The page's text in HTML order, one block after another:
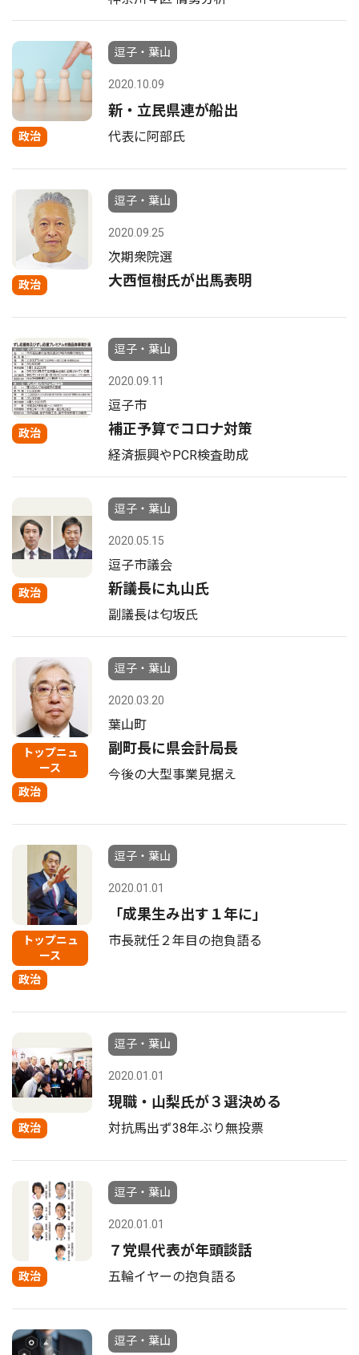
政治
逗子・葉山
2020.10.09
新・立民県連が船出
代表に阿部氏
政治
逗子・葉山
2020.09.25
次期衆院選
大西恒樹氏が出馬表明
政治
逗子・葉山
2020.09.11
逗子市
補正予算でコロナ対策
経済振興やPCR検査助成
政治
逗子・葉山
2020.05.15
逗子市議会
新議長に丸山氏
副議長は匂坂氏
トップニュ
ース
政治
逗子・葉山
2020.03.20
葉山町
副町長に県会計局長
今後の大型事業見据え
トップニュ
ース
政治
逗子・葉山
2020.01.01
「成果生み出す１年に」
市長就任２年目の抱負語る
政治
逗子・葉山
2020.01.01
現職・山梨氏が３選決める
対抗馬出ず38年ぶり無投票
政治
逗子・葉山
2020.01.01
７党県代表が年頭談話
五輪イヤーの抱負語る
逗子・葉山